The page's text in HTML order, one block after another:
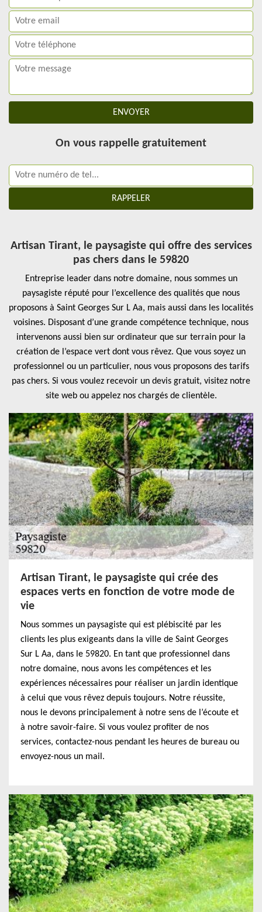
On vous rappelle gratuitement
Artisan Tirant, le paysagiste qui offre des services
pas chers dans le 59820
Entreprise leader dans notre domaine, nous sommes un
paysagiste réputé pour l’excellence des qualités que nous
proposons à Saint Georges Sur L Aa, mais aussi dans les localités
voisines. Disposant d’une grande compétence technique, nous
intervenons aussi bien sur ordinateur que sur terrain pour la
création de l’espace vert dont vous rêvez. Que vous soyez un
professionnel ou un particulier, nous vous proposons des tarifs
pas chers. Si vous voulez recevoir un devis gratuit, visitez notre
site web ou appelez nos chargés de clientèle.
Artisan Tirant, le paysagiste qui crée des
espaces verts en fonction de votre mode de
vie
Nous sommes un paysagiste qui est plébiscité par les
clients les plus exigeants dans la ville de Saint Georges
Sur L Aa, dans le 59820. En tant que professionnel dans
notre domaine, nous avons les compétences et les
expériences nécessaires pour réaliser un jardin identique
à celui que vous rêvez depuis toujours. Notre réussite,
nous le devons principalement à notre sens de l’écoute et
à notre savoir-faire. Si vous voulez profiter de nos
services, contactez-nous pendant les heures de bureau ou
envoyez-nous un mail.